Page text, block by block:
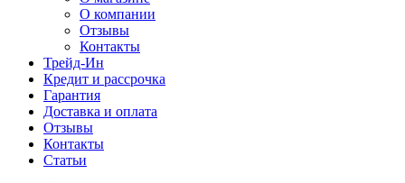
О компании
Отзывы
Контакты
Трейд-Ин
Кредит и рассрочка
Гарантия
Доставка и оплата
Отзывы
Контакты
Статьи